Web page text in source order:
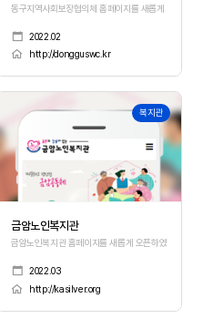
동구지역사회보장협의체 홈페이지를 새롭게 오픈하였
2022.02
http://dongguswc.kr
복지관
금암노인복지관
금암노인복지관 홈페이지를 새롭게 오픈하였습니다.
2022.03
http://kasilver.org